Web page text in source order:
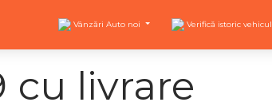
Vânzări Auto noi Verifică istoric vehicul
cu livrare